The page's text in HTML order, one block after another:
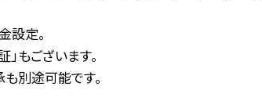
設定。
もございます。
別途可能です。